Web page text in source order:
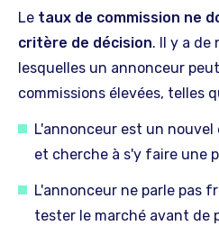
Le taux de commission ne
critère de décision. Il y a de
lesquelles un annonceur
commissions élevées, telles
L'annonceur est un
et cherche à s'y faire une
L'annonceur ne parle pas
tester le marché avant de